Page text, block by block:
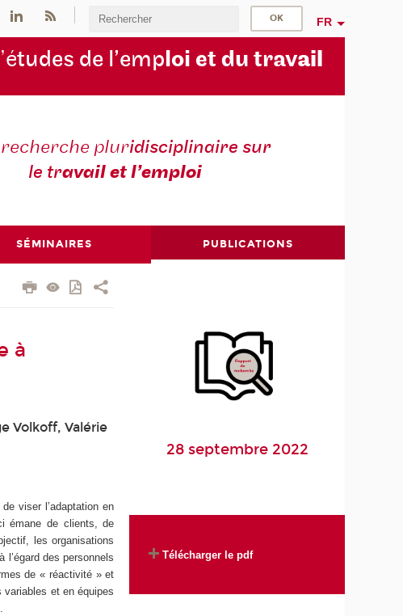
FR
tudes de l’emploi et du travail
pluridisciplinaire sur
le travail et l’emploi
SÉMINAIRES PUBLICATIONS
à
Volkoff, Valérie
viser l’adaptation en
émane de clients, de
les organisations
des personnels
de « réactivité » et
et en équipes
28 septembre 2022
Télécharger le pdf